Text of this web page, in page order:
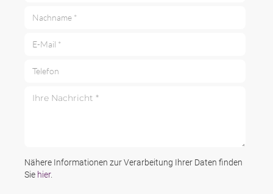
Nähere Informationen zur Verarbeitung Ihrer Daten finden
Sie hier.